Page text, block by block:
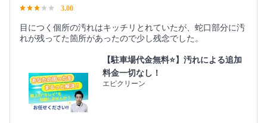
3.00
目につく個所の汚れはキッチリとれていたが、蛇口部分に汚
れが残ってた箇所があったので少し残念でした。
【駐車場代金無料⭐️】汚れによる追加
料金一切なし！
エピクリーン